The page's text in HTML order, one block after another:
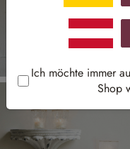
Ich möchte immer
Shop